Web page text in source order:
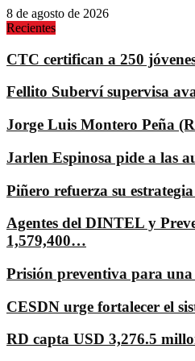
8 de agosto de 2026
Recientes
CTC certifican a 250
Fellito Suberví supervisa
Jorge Luis Montero Peña
Jarlen Espinosa pide a las
Piñero refuerza su
Agentes del DINTEL y
1,579,400…
Prisión preventiva para
CESDN urge fortalecer el
RD capta USD 3,276.5